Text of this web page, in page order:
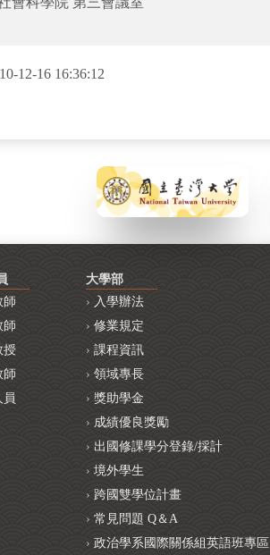
12-16 16:36:12
師
師
授
師
員
大學部
入學辦法
修業規定
課程資訊
領域專長
獎助學金
成績優良獎勵
出國修課學分登錄/採計
境外學生
跨國雙學位計畫
常見問題 Q＆A
政治學系國際關係組英語班專區